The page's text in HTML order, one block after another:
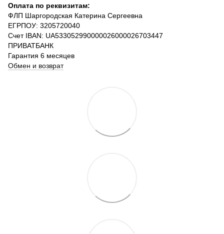
Оплата по реквизитам:
ФЛП Шаргородская Катерина Сергеевна
ЕГРПОУ: 3205720040
Счет IBAN: UA533052990000026000026703447
ПРИВАТБАНК
Гарантия 6 месяцев
Обмен и возврат